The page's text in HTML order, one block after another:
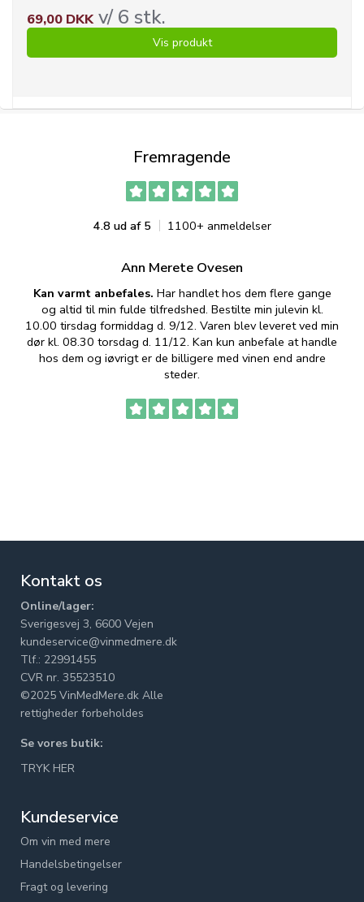
69,00 DKKv/ 6 stk.
Vis produkt
Fremragende
4.8 ud af 5 1100+ anmeldelser
Ann Merete Ovesen
Kan varmt anbefales. Har handlet hos dem flere gange
og altid til min fulde tilfredshed. Bestilte min julevin kl.
10.00 tirsdag formiddag d. 9/12. Varen blev leveret ved min
dør kl. 08.30 torsdag d. 11/12. Kan kun anbefale at handle
hos dem og iøvrigt er de billigere med vinen end andre
steder.
Kontakt os
Online/lager:
Sverigesvej 3, 6600 Vejen
kundeservice@vinmedmere.dk
Tlf.: 22991455
CVR nr. 35523510
©2025 VinMedMere.dk Alle
rettigheder forbeholdes
Se vores butik:
TRYK HER
Kundeservice
Om vin med mere
Handelsbetingelser
Fragt og levering